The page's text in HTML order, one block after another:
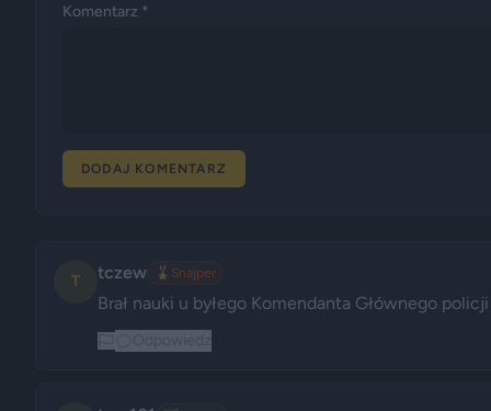
Komentarz *
DODAJ KOMENTARZ
T tczew 🎖️ Snajper
Brał nauki u byłego Komendanta Głównego policji